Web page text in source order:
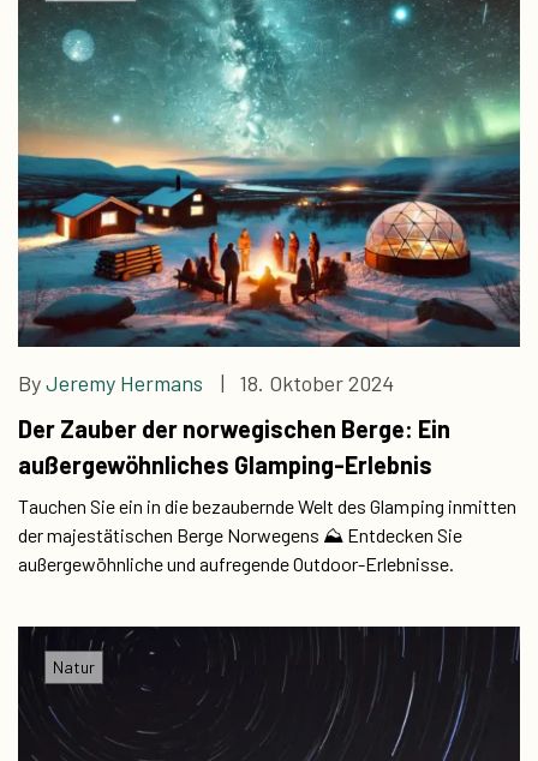
ByJeremy Hermans | 18. Oktober 2024
Der Zauber der norwegischen Berge: Ein
außergewöhnliches Glamping-Erlebnis
Tauchen Sie ein in die bezaubernde Welt des Glamping inmitten
der majestätischen Berge Norwegens ⛰️ Entdecken Sie
außergewöhnliche und aufregende Outdoor-Erlebnisse.
Natur